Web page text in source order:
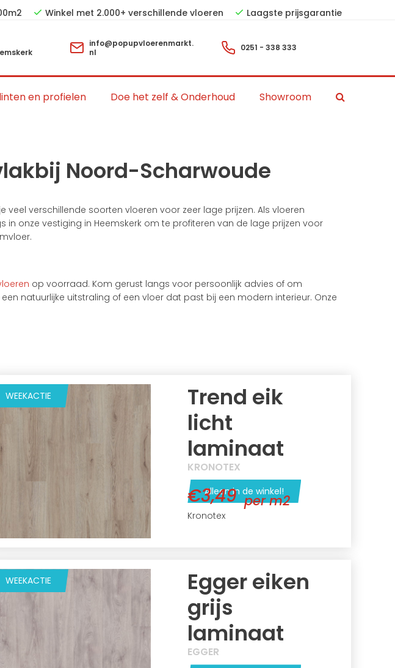
Winkel met 2.000+ verschillende vloeren Laagste prijsgarantie
info@popupvloerenmarkt.
nl
0251 - 338 333
en profielen Doe het zelf & Onderhoud Showroom
Noord-Scharwoude
veel verschillende soorten vloeren voor zeer lage prijzen. Als vloeren
onze vestiging in Heemskerk om te profiteren van de lage prijzen voor
op voorraad. Kom gerust langs voor persoonlijk advies of om
natuurlijke uitstraling of een vloer dat past bij een modern interieur. Onze
WEEKACTIE
Trend eik
licht
laminaat
KRONOTEX
Alleen in de winkel!
Kronotex
€3,49 per m2
WEEKACTIE
Egger eiken
grijs
laminaat
EGGER